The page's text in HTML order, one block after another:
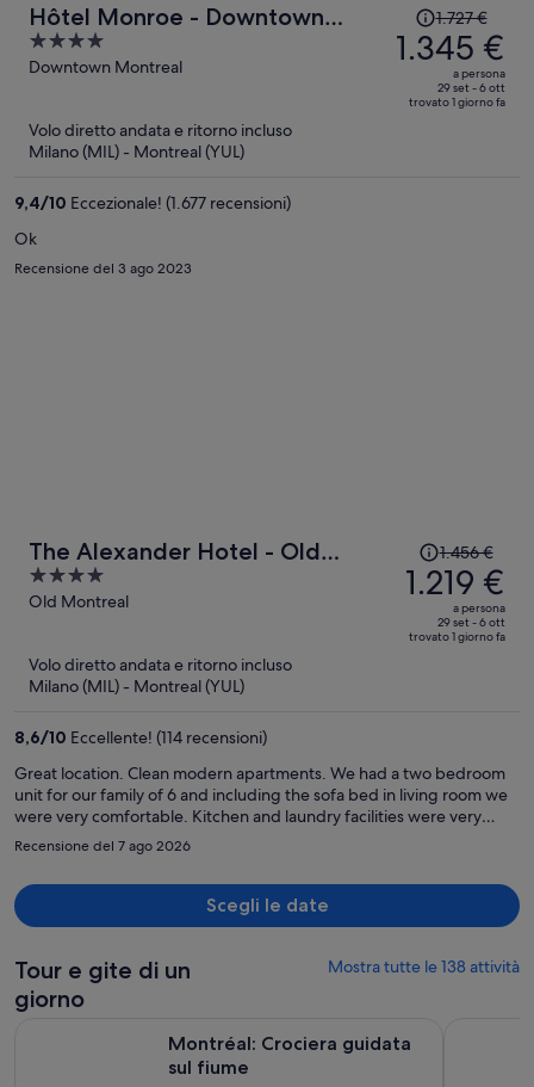
Hôtel Monroe - Downtown
Montreal
4
out
Downtown Montreal
prezzo
era
1.727 €,
ora
1.727 €
1.345 €
a persona
29 set - 6 ott
trovato 1 giorno fa
Volo diretto andata e ritorno incluso
Milano (MIL) - Montreal (YUL)
9,4/10 Eccezionale! (1.677 recensioni)
Ok
Recensione del 3 ago 2023
The Alexander Hotel - Old
Montreal
4
out
5
Old Montreal
prezzo
era
1.456 €,
ora
1.456 €
1.219 €
a persona
29 set - 6 ott
trovato 1 giorno fa
Volo diretto andata e ritorno incluso
Milano (MIL) - Montreal (YUL)
8,6/10 Eccellente! (114 recensioni)
Great location. Clean modern apartments. We had a two bedroom
unit for our family of 6 and including the sofa bed in living room we
were very comfortable. Kitchen and laundry facilities were very
convenient. Everything is in the area, extremely walkable. Only flaw
with our unit is there is only one wall mounted AC unit in the living
room. The bedrooms felt very stuffy, though not hot, during our
stay. Perhaps adding ceiling fans would help
Recensione del 7 ago 2026
Scegli le date
Tour e gite di un
giorno
Mostra tutte le 138 attività
Montréal: Crociera guidata
sul fiume